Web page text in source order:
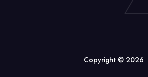
Copyright © 2026